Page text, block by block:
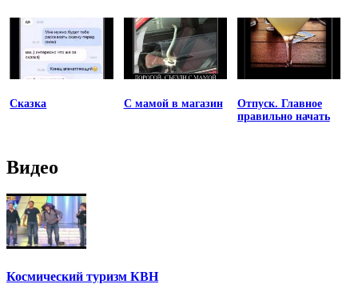
Сказка С мамой в магазин
Отпуск. Главное
правильно начать
Видео
Космический туризм КВН